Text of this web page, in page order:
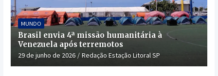
MUNDO
Brasil envia 4ª missão humanitária à
Venezuela após terremotos
29 de junho de 2026 Redação Estação Litoral SP